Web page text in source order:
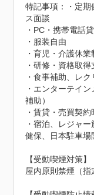
特記事項：・定
ス面談
・PC・携帯電話
・服装自由
・育児・介護休業
・研修・資格取得
・食事補助、レ
・エンターテイ
補助）
・賃貸・売買契
・宿泊、レジャ
健保、日本駐車場
【受動喫煙対策】
屋内原則禁煙（指